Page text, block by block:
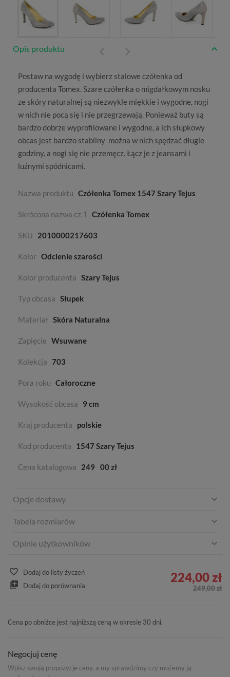
Opis produktu
Postaw na wygodę i wybierz stalowe czółenka od
producenta Tomex.Szare czółenka o migdałkowym nosku
ze skóry naturalnej są niezwykle miękkie i wygodne, nogi
w nich nie pocą się i nie przegrzewają. Ponieważ buty są
bardzo dobrze wyprofilowane i wygodne, a ich słupkowy
obcas jest bardzo stabilny można w nich spędzać długie
godziny, a nogi się nie przemęcz. Łącz je z jeansami i
luźnymi spódnicami.
Nazwa produktu Czółenka Tomex 1547 Szary Tejus
Skrócona nazwa cz.1 Czółenka Tomex
SKU 2010000217603
Kolor Odcienie szarości
Kolor producenta Szary Tejus
Typ obcasa Słupek
Materiał Skóra Naturalna
Zapięcie Wsuwane
Kolekcja 703
Pora roku Całoroczne
Wysokość obcasa 9 cm
Kraj producenta polskie
Kod producenta 1547 Szary Tejus
Cena katalogowa 249 00 zł
Opcje dostawy
Tabela rozmiarów
Opinie użytkowników
Dodaj do listy życzeń
Dodaj do porównania
224,00 zł
249,00 zł
Cena po obniżce jest najniższą ceną w okresie 30 dni.
Negocjuj cenę
Wpisz swoją propozycje ceny, a my sprawdzimy czy możemy ją